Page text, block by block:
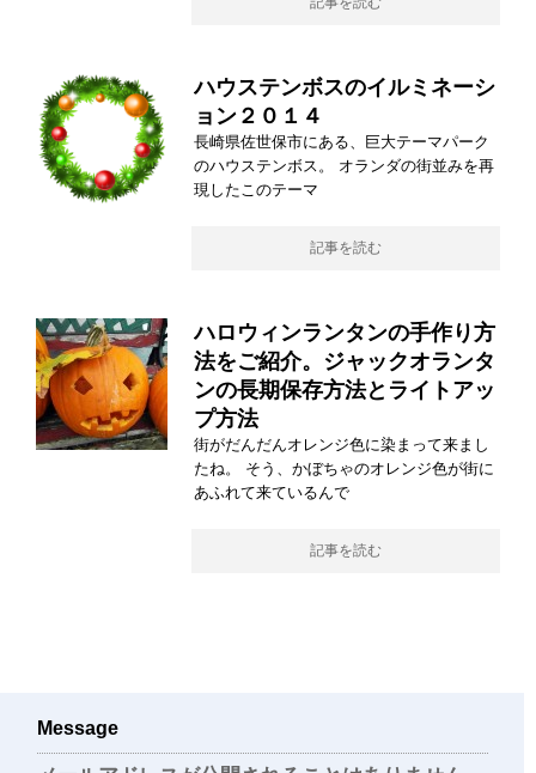
ハウステンボスのイルミネーシ
ョン２０１４
長崎県佐世保市にある、巨大テーマパーク
のハウステンボス。 オランダの街並みを再
現したこのテーマ
記事を読む
ハロウィンランタンの手作り方
法をご紹介。ジャックオランタ
ンの長期保存方法とライトアッ
プ方法
街がだんだんオレンジ色に染まって来まし
たね。 そう、かぼちゃのオレンジ色が街に
あふれて来ているんで
記事を読む
Message